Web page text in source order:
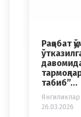
Рақобат
табиб”…
Янгиликлар
26.03.2026